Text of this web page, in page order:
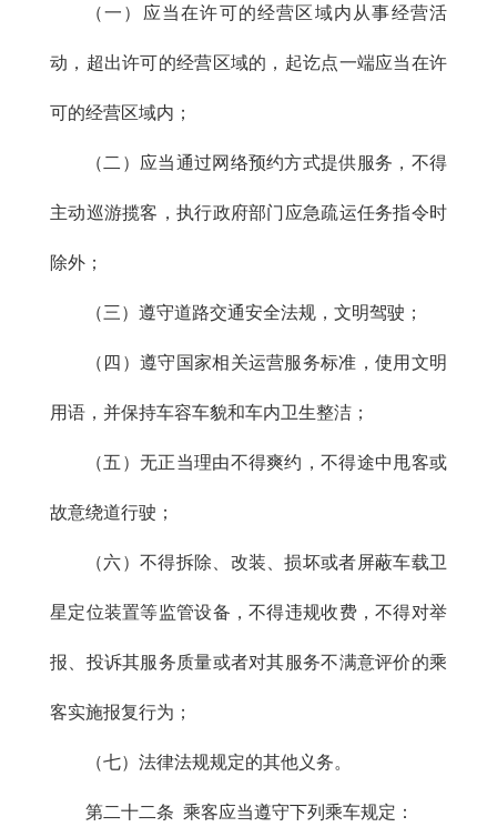
（一）应当在许可的经营区域内从事经营活
动，超出许可的经营区域的，起讫点一端应当在许
可的经营区域内；
（二）应当通过网络预约方式提供服务，不得
主动巡游揽客，执行政府部门应急疏运任务指令时
除外；
（三）遵守道路交通安全法规，文明驾驶；
（四）遵守国家相关运营服务标准，使用文明
用语，并保持车容车貌和车内卫生整洁；
（五）无正当理由不得爽约，不得途中甩客或
故意绕道行驶；
（六）不得拆除、改装、损坏或者屏蔽车载卫
星定位装置等监管设备，不得违规收费，不得对举
报、投诉其服务质量或者对其服务不满意评价的乘
客实施报复行为；
（七）法律法规规定的其他义务。
第二十二条 乘客应当遵守下列乘车规定：